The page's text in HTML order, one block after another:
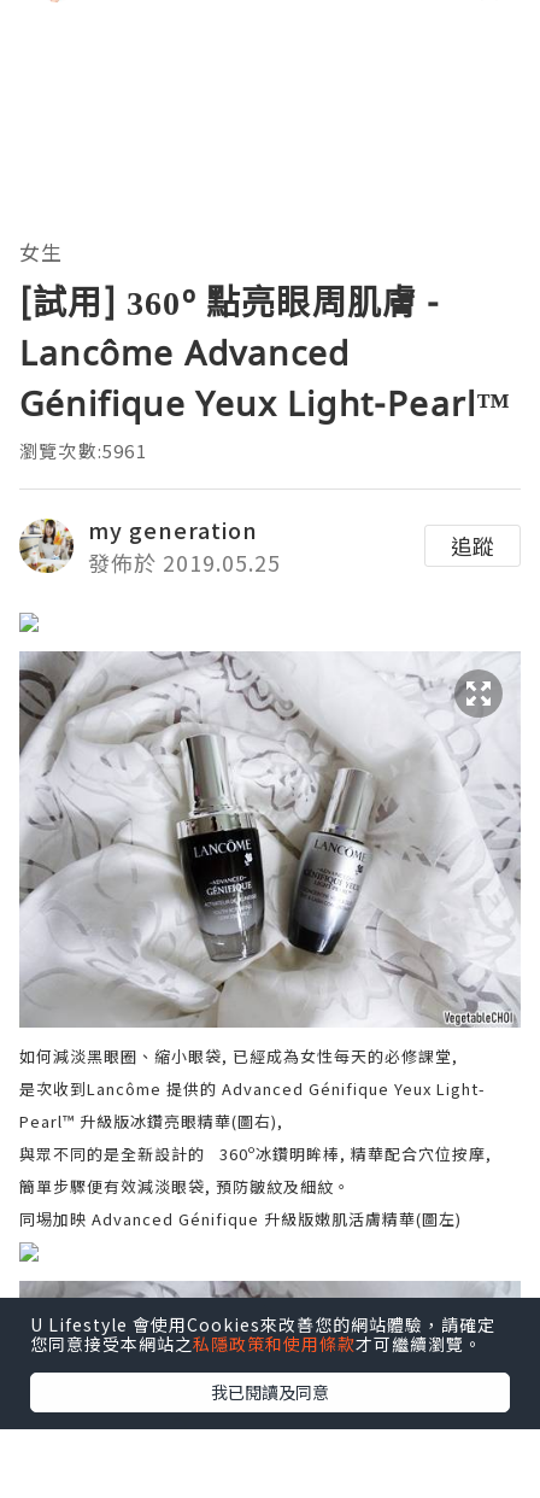
女生
[試用] 360º 點亮眼周肌膚 -
Lancôme Advanced
Génifique Yeux Light-Pearl™
瀏覽次數:5961
my generation
發佈於 2019.05.25
追蹤
如何減淡黑眼圈、縮小眼袋, 已經成為女性每天的必修課堂,
是次收到Lancôme 提供的 Advanced Génifique Yeux Light-
Pearl™ 升級版冰鑽亮眼精華(圖右),
與眾不同的是全新設計的 360º冰鑽明眸棒, 精華配合穴位按摩,
簡單步驟便有效減淡眼袋, 預防皺紋及細紋。
同埸加映 Advanced Génifique 升級版嫩肌活膚精華(圖左)
U Lifestyle 會使用Cookies來改善您的網站體驗，請確定
您同意接受本網站之私隱政策和使用條款才可繼續瀏覽。
我已閱讀及同意